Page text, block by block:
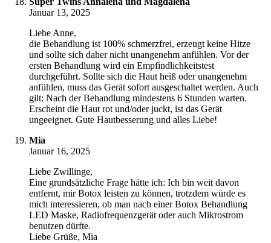
Januar 13, 2025
Liebe Anne,
die Behandlung ist 100% schmerzfrei, erzeugt keine Hitze
und sollte sich daher nicht unangenehm anfühlen. Vor der
ersten Behandlung wird ein Empfindlichkeitstest
durchgeführt. Sollte sich die Haut heiß oder unangenehm
anfühlen, muss das Gerät sofort ausgeschaltet werden. Auch
gilt: Nach der Behandlung mindestens 6 Stunden warten.
Erscheint die Haut rot und/oder juckt, ist das Gerät
ungeeignet. Gute Hautbesserung und alles Liebe!
Mia
Januar 16, 2025
Liebe Zwillinge,
Eine grundsätzliche Frage hätte ich: Ich bin weit davon
entfernt, mir Botox leisten zu können, trotzdem würde es
mich interessieren, ob man nach einer Botox Behandlung
LED Maske, Radiofrequenzgerät oder auch Mikrostrom
benutzen dürfte.
Liebe Grüße, Mia